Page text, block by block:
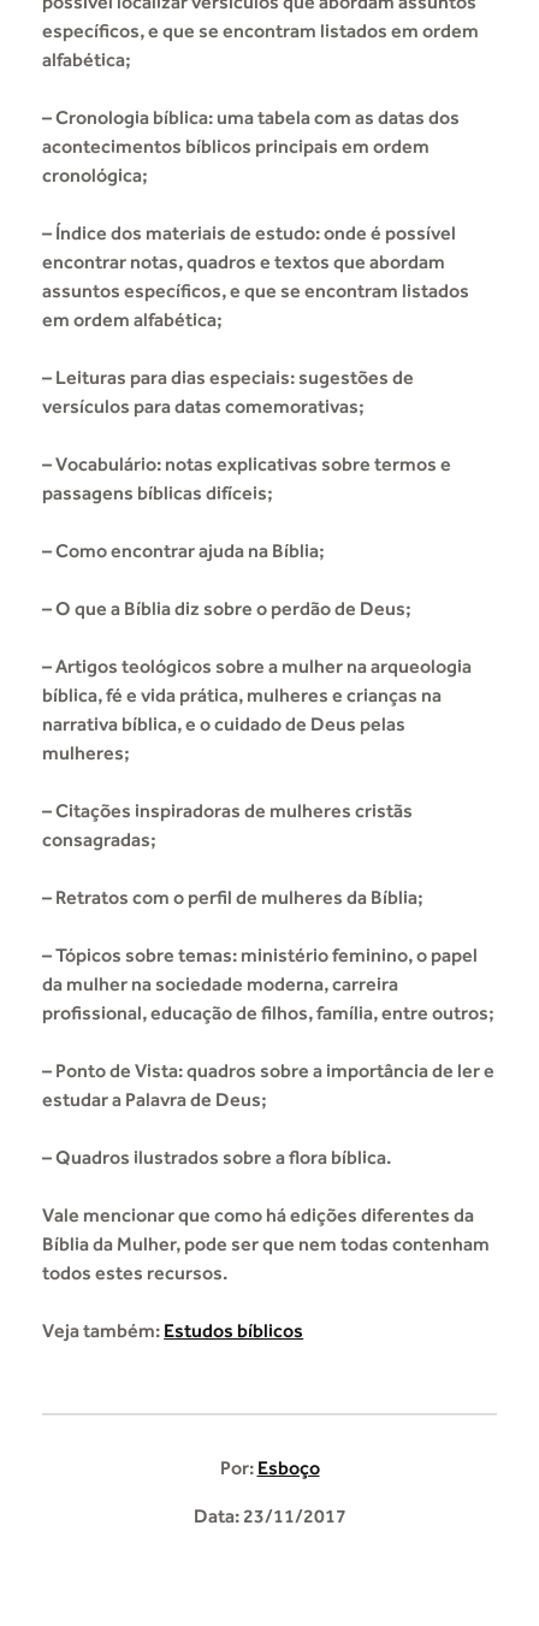
específicos, e que se encontram listados em ordem
alfabética;
– Cronologia bíblica: uma tabela com as datas dos
acontecimentos bíblicos principais em ordem
cronológica;
– Índice dos materiais de estudo: onde é possível
encontrar notas, quadros e textos que abordam
assuntos específicos, e que se encontram listados
em ordem alfabética;
– Leituras para dias especiais: sugestões de
versículos para datas comemorativas;
– Vocabulário: notas explicativas sobre termos e
passagens bíblicas difíceis;
– Como encontrar ajuda na Bíblia;
– O que a Bíblia diz sobre o perdão de Deus;
– Artigos teológicos sobre a mulher na arqueologia
bíblica, fé e vida prática, mulheres e crianças na
narrativa bíblica, e o cuidado de Deus pelas
mulheres;
– Citações inspiradoras de mulheres cristãs
consagradas;
– Retratos com o perfil de mulheres da Bíblia;
– Tópicos sobre temas: ministério feminino, o papel
da mulher na sociedade moderna, carreira
profissional, educação de filhos, família, entre outros;
– Ponto de Vista: quadros sobre a importância de ler e
estudar a Palavra de Deus;
– Quadros ilustrados sobre a flora bíblica.
Vale mencionar que como há edições diferentes da
Bíblia da Mulher, pode ser que nem todas contenham
todos estes recursos.
Veja também: Estudos bíblicos
Por: Esboço
Data: 23/11/2017